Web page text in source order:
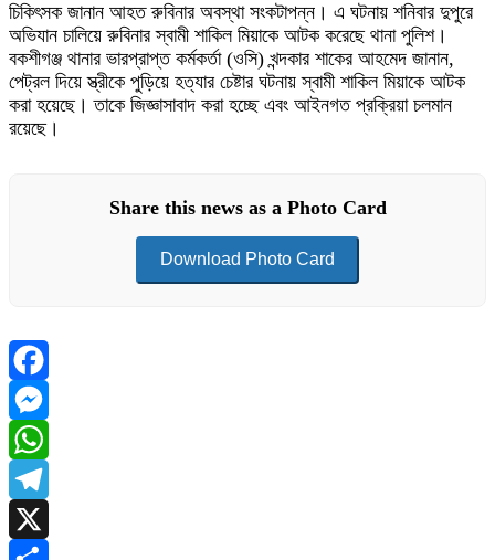
চিকিৎসক জানান আহত রুবিনার অবস্থা সংকটাপন্ন। এ ঘটনায় শনিবার দুপুরে
অভিযান চালিয়ে রুবিনার স্বামী শাকিল মিয়াকে আটক করেছে থানা পুলিশ।
বকশীগঞ্জ থানার ভারপ্রাপ্ত কর্মকর্তা (ওসি) খন্দকার শাকের আহমেদ জানান,
পেট্রল দিয়ে স্ত্রীকে পুড়িয়ে হত্যার চেষ্টার ঘটনায় স্বামী শাকিল মিয়াকে আটক
করা হয়েছে। তাকে জিজ্ঞাসাবাদ করা হচ্ছে এবং আইনগত প্রক্রিয়া চলমান
রয়েছে।
Share this news as a Photo Card
Download Photo Card
Facebook
Messenger
WhatsApp
Telegram